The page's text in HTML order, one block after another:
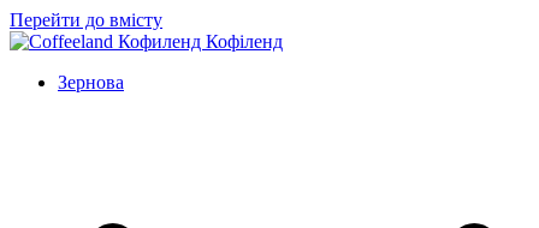
Перейти до вмісту
Зернова